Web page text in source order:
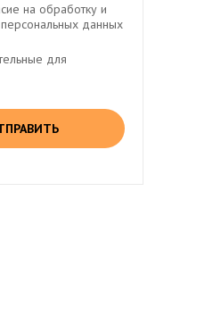
на обработку и
данных
для